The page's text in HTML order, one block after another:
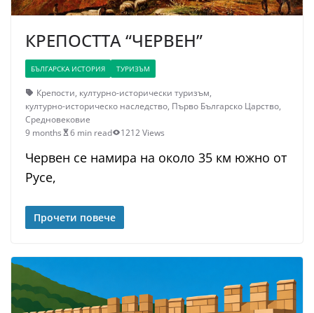
КРЕПОСТТА “ЧЕРВЕН”
БЪЛГАРСКА ИСТОРИЯ ТУРИЗЪМ
Крепости, културно-исторически туризъм,
културно-историческо наследство, Първо Българско Царство,
Средновековие
9 months
6 min read 1212 Views
Червен се намира на около 35 км южно от
Русе,
Прочети повече